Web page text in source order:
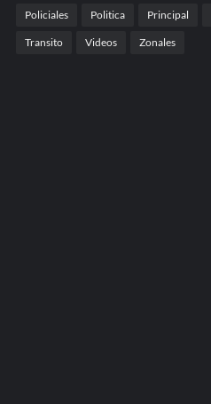
Policiales Politica Principal
Transito Videos Zonales